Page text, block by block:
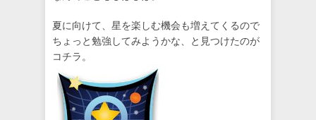
夏に向けて、星を楽しむ機会も増えてくるので
ちょっと勉強してみようかな、と見つけたのが
コチラ。